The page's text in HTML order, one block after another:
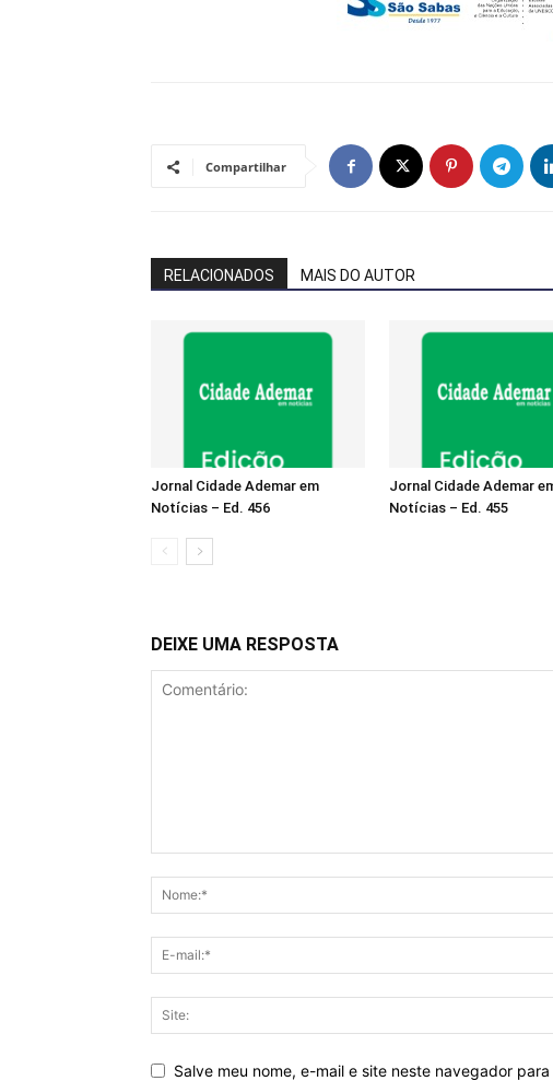
Compartilhar
RELACIONADOS MAIS DO AUTOR
Jornal Cidade Ademar em
Notícias – Ed. 456
Jornal Cidade Ademar
Notícias – Ed. 455
DEIXE UMA RESPOSTA
Salve meu nome, e-mail e site neste navegador